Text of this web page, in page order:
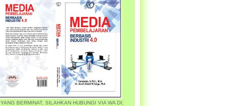
BERMINAT, SILAHKAN HUBUNGI VIA WA DI;